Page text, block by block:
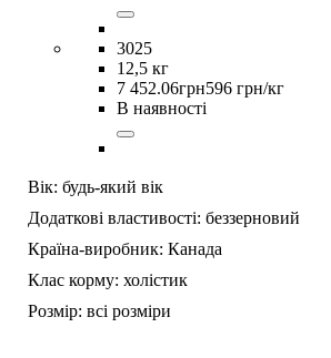
3025
12,5 кг
7 452.06грн596 грн/кг
В наявності
Вік: будь-який вік
Додаткові властивості: беззерновий
Країна-виробник: Канада
Клас корму: холістик
Розмір: всі розміри